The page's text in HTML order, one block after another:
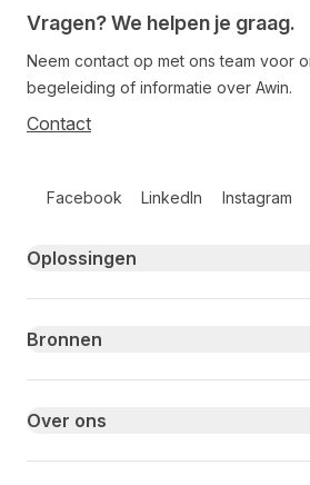
Vragen? We helpen je graag.
Neem contact op met ons team voor
begeleiding of informatie over Awin.
Contact
Facebook LinkedIn Instagram
Primary footer navigation
Oplossingen
Bronnen
Over ons